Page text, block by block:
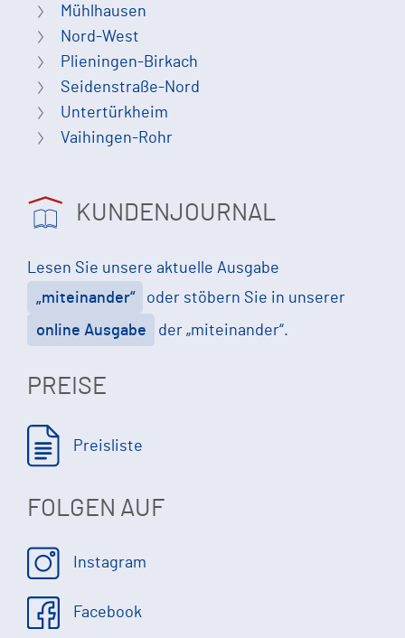
Mühlhausen
Nord-West
Plieningen-Birkach
Seidenstraße-Nord
Untertürkheim
Vaihingen-Rohr
KUNDENJOURNAL
Lesen Sie unsere aktuelle Ausgabe
„miteinander“
oder stöbern Sie in unserer
online Ausgabe
der „miteinander“.
PREISE
Preisliste
FOLGEN AUF
Instagram
Facebook